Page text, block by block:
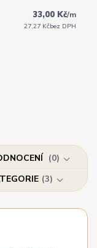
33,00 Kč/m
27,27 Kčbez DPH
0
3